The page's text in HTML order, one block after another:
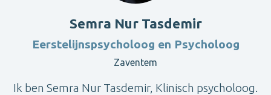
Semra Nur Tasdemir
Eerstelijnspsycholoog en Psycholoog
Zaventem
Ik ben Semra Nur Tasdemir, Klinisch psycholoog.